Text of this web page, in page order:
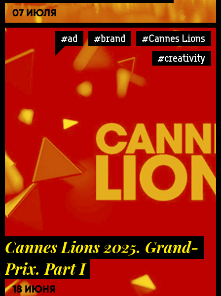
07 ИЮЛЯ
#ad #brand
#Cannes Lions
#creativity
Cannes Lions 2025. Grand-
Prix. Part I
18 ИЮНЯ